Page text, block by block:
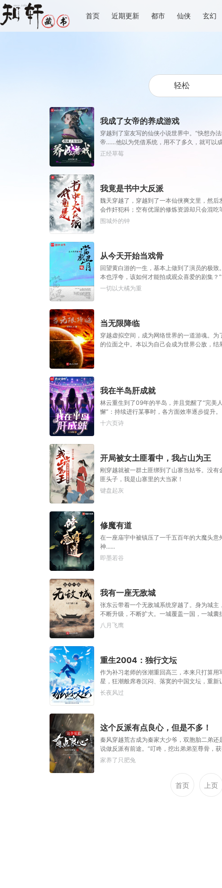
首页 近期更新 都市 仙侠 玄幻
我成了女帝的养成游戏
穿越到了室友写的仙侠小说世界中。“快想办
帝……他以为凭借系统，用不了多久，就可以
正经草莓
我竟是书中大反派
魏天穿越了，穿越到了一本仙侠爽文里，然
会作奸犯科；空有优渥的修炼资源却只会混
围城外的钟
从今天开始当戏骨
回望黄白游的一生，基本上做到了演员的极
本也浮夸，该如何才能拍成观众喜爱的剧集？
底来没来？”“如来！”
一切以大橘为重
当无限降临
穿越虚拟空间，成为网络世界的一道游魂。
的位面之中。本以为自己会成为世界公敌，
我在半岛肝成就
林云重生到了09年的半岛，并且觉醒了“完美
懈”：持续进行某事时，各方面效率逐步提升
升专注力，在高强度学习状态下，依然能保持
十六页诗
开局被女土匪看中，我占山为王
刚穿越就被一群土匪绑到了山寨当姑爷。没
匪头子，我是山寨里的大当家！
键盘起灰
修魔有道
在一座庙宇中被镇压了一千五百年的大魔头
神......
即墨若谷
我有一座无敌城
张东云带着一个无敌城系统穿越了。身为城
不断升级，不断扩大。一城覆盖一国，一城
八月飞鹰
重生2004：独行文坛
作为补习老师的张潮重回高三，本来只打算
星，狂潮般席卷沉闷、落寞的中国文坛，重新
长夜风过
这个反派有点良心，但是不多！
秦风穿越荒古成为秦家大少爷，双胞胎二弟
说做反派有前途。“叮咚，挖出弟弟至尊骨，
了吗？从此整个荒古都在唾弃他为了力量不
家养了只肥兔
首页 上页